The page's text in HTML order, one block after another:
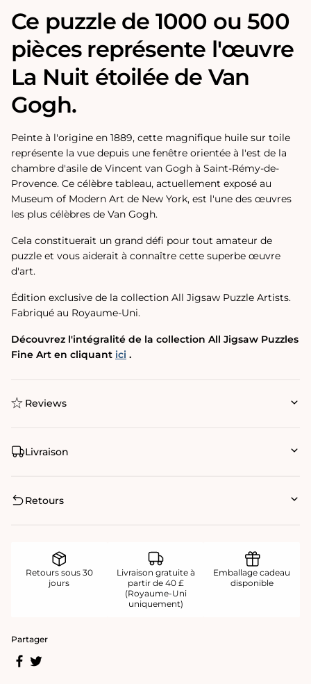
Ce puzzle de 1000 ou 500
pièces représente l'œuvre
La Nuit étoilée de Van
Gogh.
Peinte à l'origine en 1889, cette magnifique huile sur toile
représente la vue depuis une fenêtre orientée à l'est de la
chambre d'asile de Vincent van Gogh à Saint-Rémy-de-
Provence. Ce célèbre tableau, actuellement exposé au
Museum of Modern Art de New York, est l'une des œuvres
les plus célèbres de Van Gogh.
Cela constituerait un grand défi pour tout amateur de
puzzle et vous aiderait à connaître cette superbe œuvre
d'art.
Édition exclusive de la collection All Jigsaw Puzzle Artists.
Fabriqué au Royaume-Uni.
Découvrez l'intégralité de la collection All Jigsaw Puzzles
Fine Art en cliquant ici .
Reviews
Livraison
Retours
Retours sous 30
jours
Livraison gratuite à
partir de 40 £
(Royaume-Uni
uniquement)
Emballage cadeau
disponible
Partager